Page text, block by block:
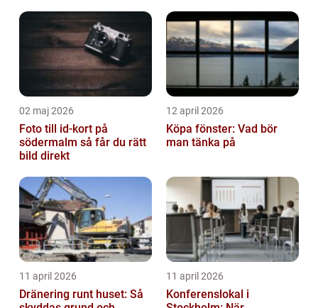
02 maj 2026
Foto till id-kort på
södermalm så får du rätt
bild direkt
12 april 2026
Köpa fönster: Vad bör
man tänka på
11 april 2026
Dränering runt huset: Så
11 april 2026
Konferenslokal i